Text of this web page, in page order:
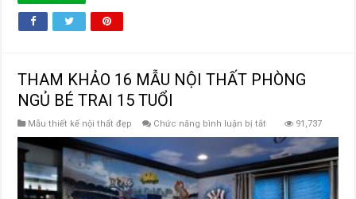
THAM KHẢO 16 MẪU NỘI THẤT PHÒNG
NGỦ BÉ TRAI 15 TUỔI
Mẫu thiết kế nội thất đẹp Chức năng bình luận bị tắt
KHẢO
16
MẪU
NỘI
THẤT
91,737